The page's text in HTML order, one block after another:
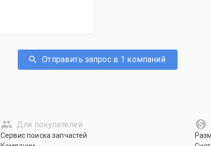
Отправить запрос в 1 компаний
Для покупателей
Сервис поиска запчастей